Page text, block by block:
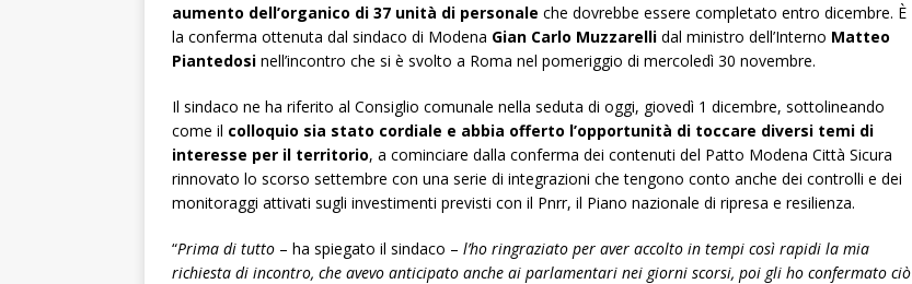
aumento dell’organico di 37 unità di personale che dovrebbe essere completato entro dicembre. È
la conferma ottenuta dal sindaco di Modena Gian Carlo Muzzarelli dal ministro dell’Interno Matteo
Piantedosi nell’incontro che si è svolto a Roma nel pomeriggio di mercoledì 30 novembre.
Il sindaco ne ha riferito al Consiglio comunale nella seduta di oggi, giovedì 1 dicembre, sottolineando
come il colloquio sia stato cordiale e abbia offerto l’opportunità di toccare diversi temi di
interesse per il territorio, a cominciare dalla conferma dei contenuti del Patto Modena Città Sicura
rinnovato lo scorso settembre con una serie di integrazioni che tengono conto anche dei controlli e dei
monitoraggi attivati sugli investimenti previsti con il Pnrr, il Piano nazionale di ripresa e resilienza.
“Prima di tutto – ha spiegato il sindaco – l’ho ringraziato per aver accolto in tempi così rapidi la mia
richiesta di incontro, che avevo anticipato anche ai parlamentari nei giorni scorsi, poi gli ho confermato ciò